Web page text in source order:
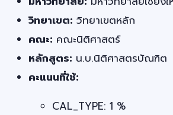
วิทยาเขต: วิทยาเขตหลัก
คณะ: คณะนิติศาสตร์
หลักสูตร: น.บ.นิติศาสตรบัณฑิต
คะแนนที่ใช้:
CAL_TYPE: 1 %